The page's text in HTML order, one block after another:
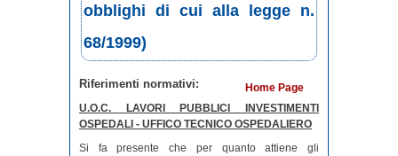
obblighi di cui alla legge n.
68/1999)
Riferimenti normativi:
Home Page
U.O.C. LAVORI PUBBLICI INVESTIMENTI
OSPEDALI - UFFICO TECNICO OSPEDALIERO
Si fa presente che per quanto attiene gli